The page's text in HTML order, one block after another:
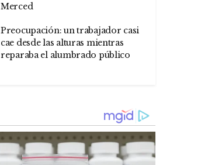
Merced
Preocupación: un trabajador casi
cae desde las alturas mientras
reparaba el alumbrado público